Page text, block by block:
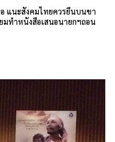
อ แนะสังคมไทยควรยืนบนขา
มทำหนังสือเสนอนายกฯถอน